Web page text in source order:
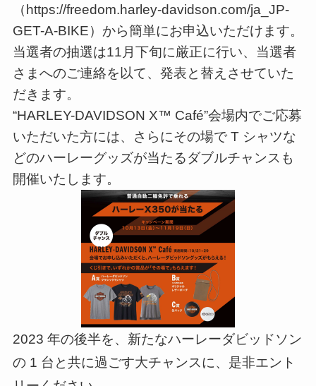
（https://freedom.harley-davidson.com/ja_JP-
GET-A-BIKE）から簡単にお申込いただけます。
当選者の抽選は11月下旬に厳正に行い、当選者
さまへのご連絡を以て、発表と替えさせていた
だきます。
“HARLEY-DAVIDSON X™ Café”会場内でご応募
いただいた方には、さらにその場で T シャツな
どのハーレーグッズが当たるダブルチャンスも
開催いたします。
2023 年の後半を、新たなハーレーダビッドソン
の 1 台と共に過ごす大チャンスに、是非エント